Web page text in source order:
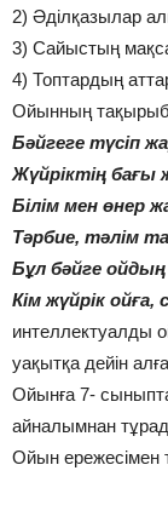
2) Әділқазылар
3) Сайыстың
4) Топтардың
Ойынның
Бәйгеге түсіп
Жүйріктің бағы
Білім мен өнер
Тәрбие, тәлім
Бұл бәйге ойдың
Кім жүйрік ойға,
интеллектуалды
уақытқа дейін
Ойынға 7-
айналымнан
Ойын ережесімен